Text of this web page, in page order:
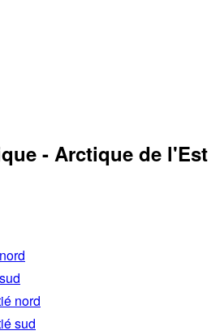
- Arctique de l'Est
nord
sud